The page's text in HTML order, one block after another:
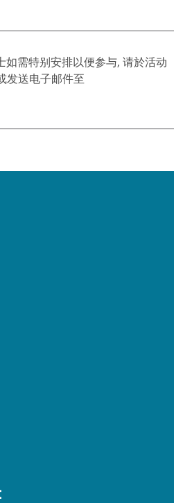
需特别安排以便参与, 请於活动
发送电子邮件至